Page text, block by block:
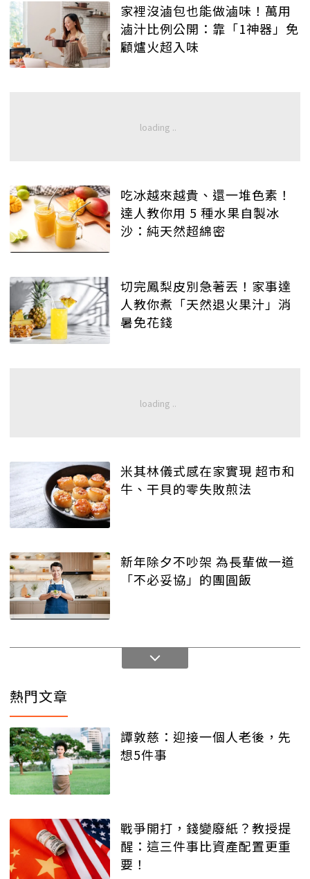
家裡沒滷包也能做滷味！萬用
滷汁比例公開：靠「1神器」免
顧爐火超入味
吃冰越來越貴、還一堆色素！
達人教你用 5 種水果自製冰
沙：純天然超綿密
切完鳳梨皮別急著丟！家事達
人教你煮「天然退火果汁」消
暑免花錢
米其林儀式感在家實現 超市和
牛、干貝的零失敗煎法
新年除夕不吵架 為長輩做一道
「不必妥協」的團圓飯
熱門文章
譚敦慈：迎接一個人老後，先
想5件事
戰爭開打，錢變廢紙？教授提
醒：這三件事比資產配置更重
要！